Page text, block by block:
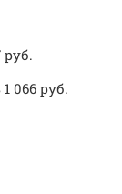
066 руб.